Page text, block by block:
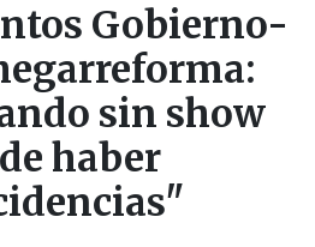
Gobierno-
sin show
haber